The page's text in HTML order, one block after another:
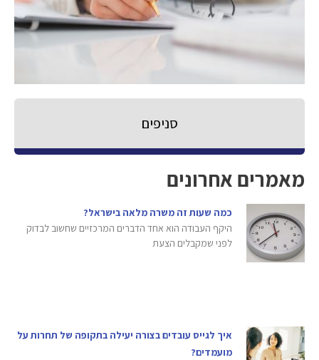
סניפים
מאמרים אחרונים
כמה שעות זה משרה מלאה בישראל?
היקף העבודה הוא אחד הדברים המרכזיים שחשוב לבדוק
לפני שמקבלים הצעת
איך לגייס עובדים בצורה יעילה בתקופה של תחרות על
מועמדים?